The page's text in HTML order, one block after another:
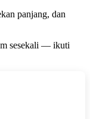
panjang, dan
sesekali — ikuti